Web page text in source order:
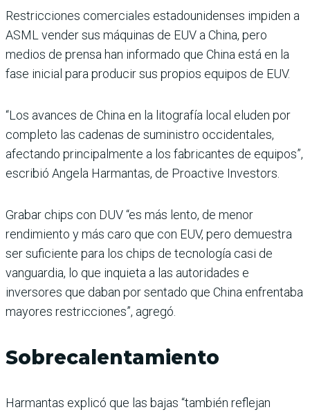
Restricciones comerciales estadounidenses impiden a
ASML vender sus máquinas de EUV a China, pero
medios de prensa han informado que China está en la
fase inicial para producir sus propios equipos de EUV.
“Los avances de China en la litografía local eluden por
completo las cadenas de suministro occidentales,
afectando principalmente a los fabricantes de equipos”,
escribió Angela Harmantas, de Proactive Investors.
Grabar chips con DUV “es más lento, de menor
rendimiento y más caro que con EUV, pero demuestra
ser suficiente para los chips de tecnología casi de
vanguardia, lo que inquieta a las autoridades e
inversores que daban por sentado que China enfrentaba
mayores restricciones”, agregó.
Sobrecalentamiento
Harmantas explicó que las bajas “también reflejan